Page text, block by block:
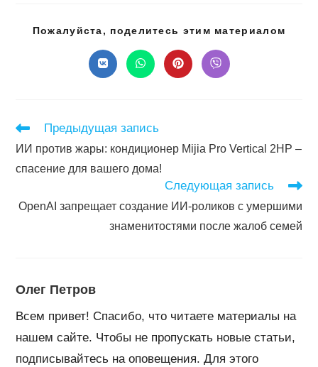
Пожалуйста, поделитесь этим материалом
Открывается
в
Открывается
в
Открывается
в
Открывается
в
Читать
статьи
Предыдущая запись
ИИ против жары: кондиционер Mijia Pro Vertical 2HP –
спасение для вашего дома!
Следующая запись
OpenAI запрещает создание ИИ-роликов с умершими
знаменитостями после жалоб семей
Олег Петров
Всем привет! Спасибо, что читаете материалы на
нашем сайте. Чтобы не пропускать новые статьи,
подписывайтесь на оповещения. Для этого